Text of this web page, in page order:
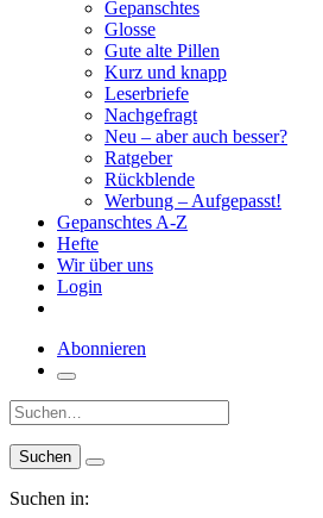
Gepanschtes
Glosse
Gute alte Pillen
Kurz und knapp
Leserbriefe
Nachgefragt
Neu – aber auch besser?
Ratgeber
Rückblende
Werbung – Aufgepasst!
Gepanschtes A-Z
Hefte
Wir über uns
Login
Abonnieren
Suche:
Suchen in: